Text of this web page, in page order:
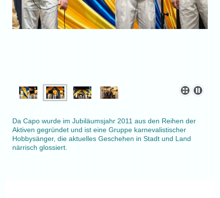
Da Capo wurde im Jubiläumsjahr 2011 aus den Reihen der
Aktiven gegründet und ist eine Gruppe karnevalistischer
Hobbysänger, die aktuelles Geschehen in Stadt und Land
närrisch glossiert.